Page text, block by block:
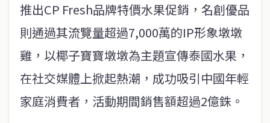
推出CP Fresh品牌特價水果促銷，名創優品
則通過其流覽量超過7,000萬的IP形象墩墩
雞，以椰子寶寶墩墩為主題宣傳泰國水果，
在社交媒體上掀起熱潮，成功吸引中國年輕
家庭消費者，活動期間銷售額超過2億銖。